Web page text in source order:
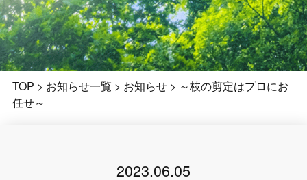
TOP > お知らせ一覧 > お知らせ> ～枝の剪定はプロにお
任せ～
2023.06.05